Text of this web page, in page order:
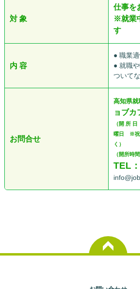
対 象
仕事を
※就業
す
内 容
● 職業
● 就職
ついて
お問合せ
高知県
ョブ
（開 所
曜日 ※祝
く）
（開所時
TEL：